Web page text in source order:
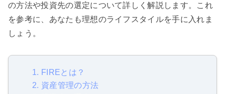
の方法や投資先の選定について詳しく解説します。これ
を参考に、あなたも理想のライフスタイルを手に入れま
しょう。
1. FIREとは？
2. 資産管理の方法